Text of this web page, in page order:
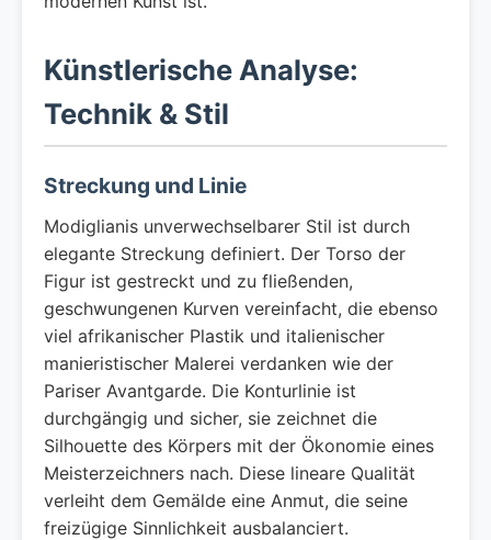
Künstlerische Analyse:
Technik & Stil
Streckung und Linie
Modiglianis unverwechselbarer Stil ist durch
elegante Streckung definiert. Der Torso der
Figur ist gestreckt und zu fließenden,
geschwungenen Kurven vereinfacht, die ebenso
viel afrikanischer Plastik und italienischer
manieristischer Malerei verdanken wie der
Pariser Avantgarde. Die Konturlinie ist
durchgängig und sicher, sie zeichnet die
Silhouette des Körpers mit der Ökonomie eines
Meisterzeichners nach. Diese lineare Qualität
verleiht dem Gemälde eine Anmut, die seine
freizügige Sinnlichkeit ausbalanciert.